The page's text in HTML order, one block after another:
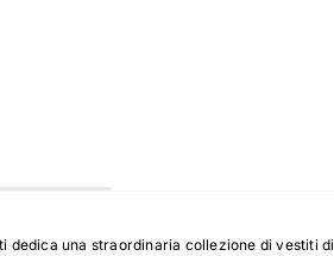
dedica una straordinaria collezione di vestiti di